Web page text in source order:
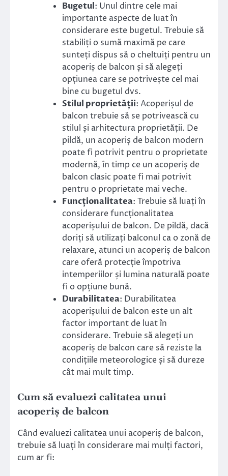
Bugetul: Unul dintre cele mai
importante aspecte de luat în
considerare este bugetul. Trebuie să
stabiliți o sumă maximă pe care
sunteți dispus să o cheltuiți pentru un
acoperiș de balcon și să alegeți
opțiunea care se potrivește cel mai
bine cu bugetul dvs.
Stilul proprietății: Acoperișul de
balcon trebuie să se potrivească cu
stilul și arhitectura proprietății. De
pildă, un acoperiș de balcon modern
poate fi potrivit pentru o proprietate
modernă, în timp ce un acoperiș de
balcon clasic poate fi mai potrivit
pentru o proprietate mai veche.
Funcționalitatea: Trebuie să luați în
considerare funcționalitatea
acoperișului de balcon. De pildă, dacă
doriți să utilizați balconul ca o zonă de
relaxare, atunci un acoperiș de balcon
care oferă protecție împotriva
intemperiilor și lumina naturală poate
fi o opțiune bună.
Durabilitatea: Durabilitatea
acoperișului de balcon este un alt
factor important de luat în
considerare. Trebuie să alegeți un
acoperiș de balcon care să reziste la
condițiile meteorologice și să dureze
cât mai mult timp.
Cum să evaluezi calitatea unui
acoperiș de balcon
Când evaluezi calitatea unui acoperiș de balcon,
trebuie să luați în considerare mai mulți factori,
cum ar fi: